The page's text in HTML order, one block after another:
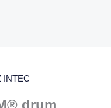
INTEC
drum